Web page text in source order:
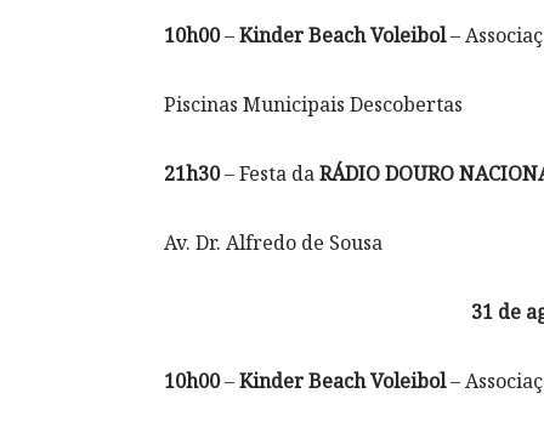
10h00–Kinder Beach Voleibol–
Piscinas Municipais Descobertas
21h30– Festa daRÁDIO DOURO
Av. Dr. Alfredo de Sousa
31 de
10h00–Kinder Beach Voleibol–